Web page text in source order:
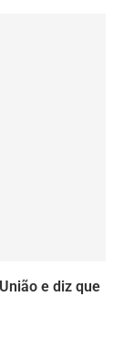
e diz que